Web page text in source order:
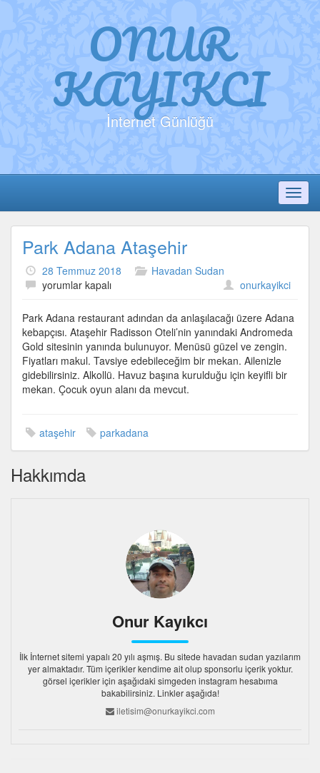
ONUR
KAYIKCI
İnternet Günlüğü
Park Adana Ataşehir
28 Temmuz 2018
Havadan Sudan
Park
Ataşehir
için
yorumlar kapalı onurkayikci
Park Adana restaurant adından da anlaşılacağı üzere Adana
kebapçısı. Ataşehir Radisson Oteli’nin yanındaki Andromeda
Gold sitesinin yanında bulunuyor. Menüsü güzel ve zengin.
Fiyatları makul. Tavsiye edebileceğim bir mekan. Ailenizle
gidebilirsiniz. Alkollü. Havuz başına kurulduğu için keyifli bir
mekan. Çocuk oyun alanı da mevcut.
ataşehir parkadana
Hakkımda
Onur Kayıkcı
İlk İnternet sitemi yapalı 20 yılı aşmış. Bu sitede havadan sudan yazılarım
yer almaktadır. Tüm içerikler kendime ait olup sponsorlu içerik yoktur.
görsel içerikler için aşağıdaki simgeden instagram hesabıma
bakabilirsiniz. Linkler aşağıda!
iletisim@onurkayikci.com